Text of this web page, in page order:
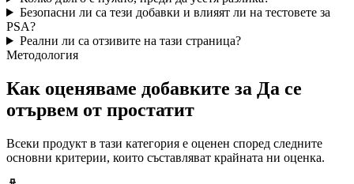
Безопасни ли са тези добавки и влияят ли на тестовете за
PSA?
Реални ли са отзивите на тази страница?
Методология
Как оценяваме добавките за Да се ​​
отървем от простатит
Всеки продукт в тази категория е оценен според следните
основни критерии, които съставляват крайната ни оценка.